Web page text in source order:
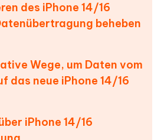
des iPhone 14/16
beheben
Wege, um Daten vom
das neue iPhone 14/16
iPhone 14/16